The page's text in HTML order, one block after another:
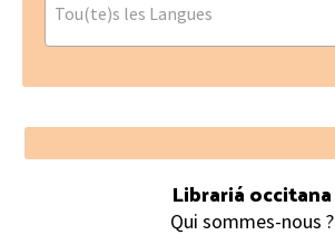
Tou(te)s les Langues
Footer
Librariá occitana
Qui sommes-nous ?